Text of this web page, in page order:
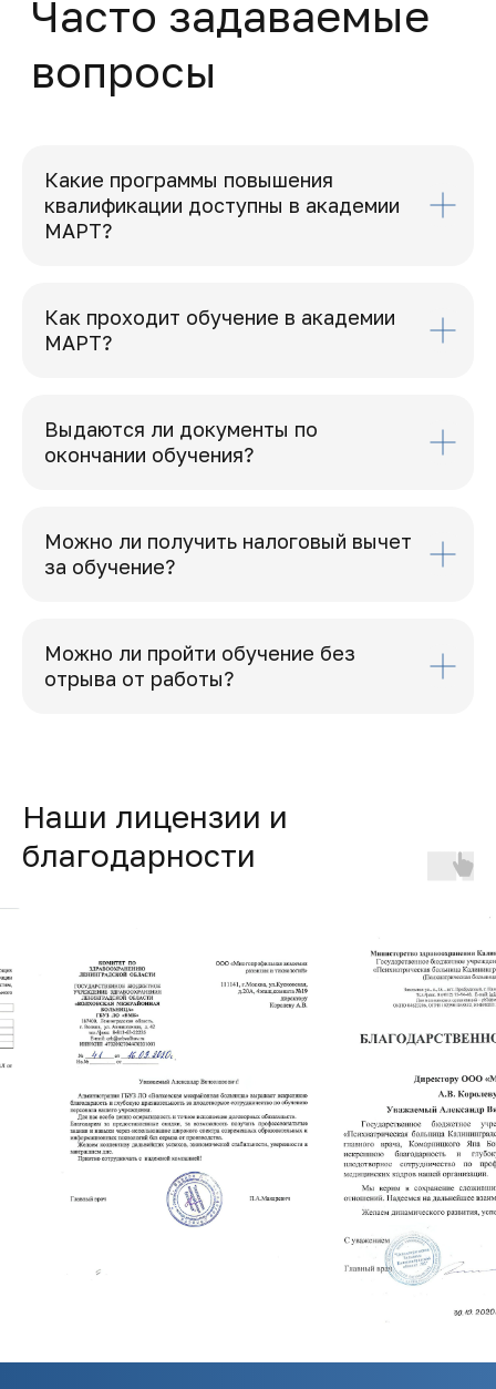
Какие программы повышения
квалификации доступны в академии
МАРТ?
Как проходит обучение в академии
МАРТ?
Выдаются ли документы по
окончании обучения?
Можно ли получить налоговый вычет
за обучение?
Можно ли пройти обучение без
отрыва от работы?
Наши лицензии и
благодарности